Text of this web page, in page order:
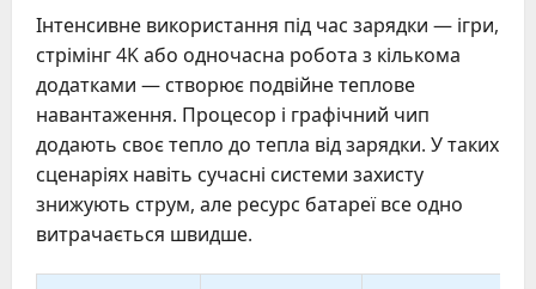
Інтенсивне використання під час зарядки — ігри,
стрімінг 4K або одночасна робота з кількома
додатками — створює подвійне теплове
навантаження. Процесор і графічний чип
додають своє тепло до тепла від зарядки. У таких
сценаріях навіть сучасні системи захисту
знижують струм, але ресурс батареї все одно
витрачається швидше.